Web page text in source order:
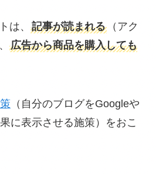
は、 記事が読まれる（アク
広告から商品を購入しても
（自分のブログをGoogleや
に表示させる施策）をおこ